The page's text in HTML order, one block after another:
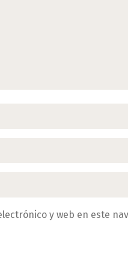
y web en este